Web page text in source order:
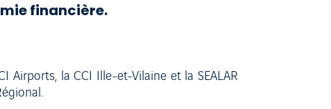
financière.
Airports, la CCI Ille-et-Vilaine et la SEALAR